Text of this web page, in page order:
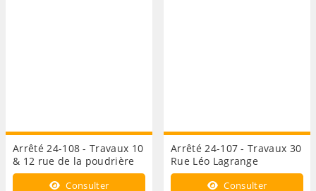
Arrêté 24-108 - Travaux 10
& 12 rue de la poudrière
Consulter
Arrêté 24-107 - Travaux 30
Rue Léo Lagrange
Consulter